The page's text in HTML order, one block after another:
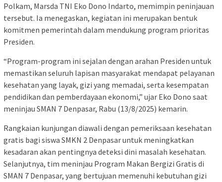
Polkam, Marsda TNI Eko Dono Indarto, memimpin peninjauan
tersebut. Ia menegaskan, kegiatan ini merupakan bentuk
komitmen pemerintah dalam mendukung program prioritas
Presiden.
“Program-program ini sejalan dengan arahan Presiden untuk
memastikan seluruh lapisan masyarakat mendapat pelayanan
kesehatan yang layak, gizi yang memadai, serta kesempatan
pendidikan dan pemberdayaan ekonomi,” ujar Eko Dono saat
meninjau SMAN 7 Denpasar, Rabu (13/8/2025) kemarin.
Rangkaian kunjungan diawali dengan pemeriksaan kesehatan
gratis bagi siswa SMKN 2 Denpasar untuk meningkatkan
kesadaran akan pentingnya deteksi dini masalah kesehatan.
Selanjutnya, tim meninjau Program Makan Bergizi Gratis di
SMAN 7 Denpasar, yang bertujuan memenuhi kebutuhan gizi